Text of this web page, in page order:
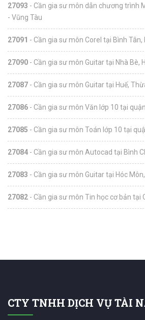
27093 - Cần gia sư môn dẫn chương trình
- Vũng Tàu
27091 - Cần gia sư môn Corel tại Bình Tân,
27090 - Cần gia sư môn Guitar tại Nhà Bè,
27087 - Cần gia sư môn Guitar tại Huế,
27086 - Cần gia sư môn Văn lớp 10 tại
27085 - Cần gia sư môn Toán lớp 10 tại
27084 - Cần gia sư môn Autocad tại Bình
27083 - Cần gia sư môn Guitar tại Hóc
27082 - Cần gia sư môn Tin học cơ bản tại
CTY TNHH DỊCH VỤ TÀI